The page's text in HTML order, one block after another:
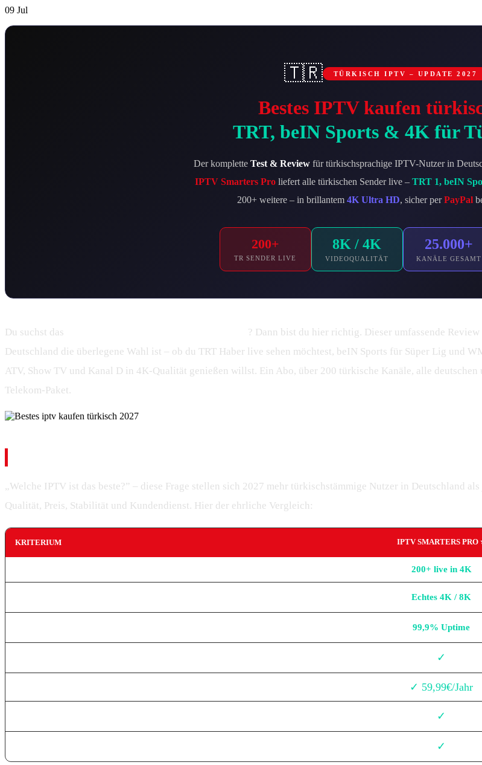
09 Jul
🇹🇷 TÜRKISCH IPTV – UPDATE 2027
Bestes IPTV kaufen
TRT, beIN Sports & 4K für
Der komplette Test & Review für türkischsprachige IPTV-Nutzer in
IPTV Smarters Pro liefert alle türkischen Sender live – TRT 1, beIN
200+ weitere – in brillantem 4K Ultra HD, sicher perPayPal
200+
TR SENDER LIVE
8K / 4K
VIDEOQUALITÄT
25.000+
KANÄLE GESAMT
Du suchst das ? Dann bist du hier richtig. Dieser umfassende
Deutschland die überlegene Wahl ist – ob du TRT Haber live sehen möchtest, beIN Sports für Süper Lig und
ATV, Show TV und Kanal D in 4K-Qualität genießen willst. Ein Abo, über 200 türkische Kanäle, alle
Telekom-Paket.
„Welche IPTV ist das beste?” – diese Frage stellen sich 2027 mehr türkischstämmige Nutzer in Deutschland
Qualität, Preis, Stabilität und Kundendienst. Hier der ehrliche Vergleich:
KRITERIUM IPTV SMARTERS PRO
200+ live in 4K
Echtes 4K / 8K
99,9% Uptime
✓
✓ 59,99€/Jahr
✓
✓